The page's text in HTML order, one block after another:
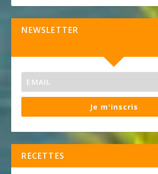
NEWSLETTER
Je m'inscris
RECETTES